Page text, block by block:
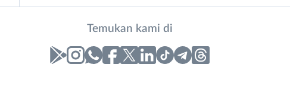
Temukan kami di